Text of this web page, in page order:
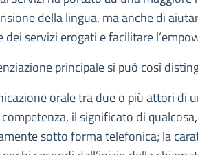
della lingua, ma anche di
servizi erogati e facilitare
principale si può così
orale tra due o più attori di
il significato di
sotto forma telefonica; la